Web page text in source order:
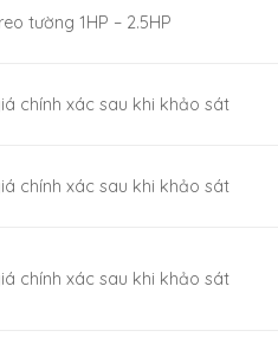
tường 1HP – 2.5HP
chính xác sau khi khảo sát
chính xác sau khi khảo sát
chính xác sau khi khảo sát